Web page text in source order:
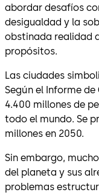
abordar desafíos
desigualdad y la
obstinada realidad
propósitos.
Las ciudades
Según el Informe de
4.400 millones de
todo el mundo. Se
millones en 2050.
Sin embargo,
del planeta y sus
problemas